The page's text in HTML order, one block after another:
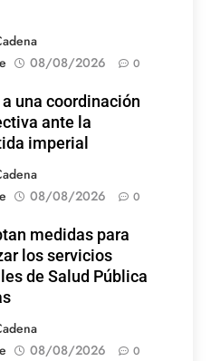
08/08/2026 0
una coordinación
ante la
imperial
08/08/2026 0
medidas para
los servicios
de Salud Pública
08/08/2026 0